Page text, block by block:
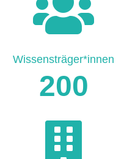
200
Wissensträger*innen